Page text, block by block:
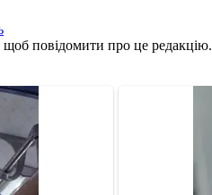
щоб повідомити про це редакцію.